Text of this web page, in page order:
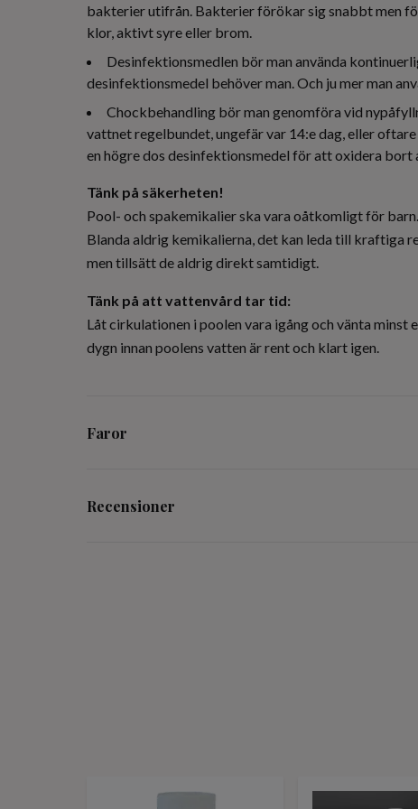
bakterier utifrån. Bakterier förökar sig snabbt men
klor, aktivt syre eller brom.
Desinfektionsmedlen bör man använda
desinfektionsmedel behöver man. Och ju mer man
Chockbehandling bör man genomföra vid
vattnet regelbundet, ungefär var 14:e dag, eller
en högre dos desinfektionsmedel för att oxidera
Tänk på säkerheten!
Pool- och spakemikalier ska vara oåtkomligt för
Blanda aldrig kemikalierna, det kan leda till kraftiga
men tillsätt de aldrig direkt samtidigt.
Tänk på att vattenvård tar tid:
Låt cirkulationen i poolen vara igång och vänta
dygn innan poolens vatten är rent och klart igen.
Faror
Recensioner